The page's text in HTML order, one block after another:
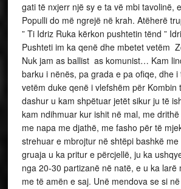
gati të nxjerr një sy e ta vë mbi tavolinë,
Populli do më ngrejë në krah. Atëherë
” Ti Idriz Ruka kërkon pushtetin tënd ”
Pushteti im ka qenë dhe mbetet vetëm
Nuk jam as ballist as komunist… Kam
barku i nënës, pa grada e pa ofiqe, dhe i
vetëm duke qenë i vlefshëm për
dashur u kam shpëtuar jetët sikur ju të
kam ndihmuar kur ishit në mal, me
me napa me djathë, me fasho për të
strehuar e mbrojtur në shtëpi bashkë me
gruaja u ka pritur e përcjellë, ju ka
nga 20-30 partizanë në natë, e u ka larë
me të amën e saj. Unë mendova se si